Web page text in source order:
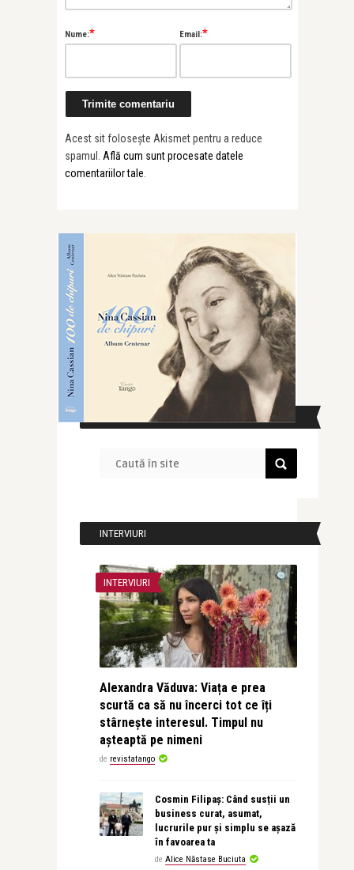
Nume:* Email:*
Acest sit folosește Akismet pentru a reduce
spamul. Află cum sunt procesate datele
comentariilor tale
CAUTĂ ÎN SITE
INTERVIURI
INTERVIURI
Alexandra Văduva: Viața e prea
scurtă ca să nu încerci tot ce îți
stârnește interesul. Timpul nu
așteaptă pe nimeni
de revistatango
Cosmin Filipaș: Când susții un
business curat, asumat,
lucrurile pur și simplu se așază
în favoarea ta
de Alice Năstase Buciuta